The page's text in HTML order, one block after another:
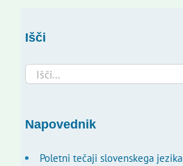
Išči
Search
for:
Napovednik
Poletni tečaji slovenskega jezika